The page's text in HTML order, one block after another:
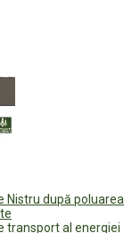
Nistru după poluarea
transport al energiei